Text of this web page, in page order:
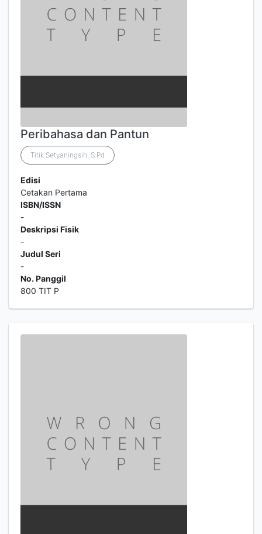
Peribahasa dan Pantun
Titik Setyaningsih, S.Pd
Edisi
Cetakan Pertama
ISBN/ISSN
-
Deskripsi Fisik
-
Judul Seri
-
No. Panggil
800 TIT P